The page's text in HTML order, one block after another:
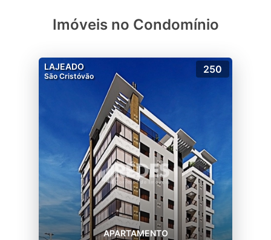
Imóveis no Condomínio
LAJEADO
São Cristóvão
250
APARTAMENTO